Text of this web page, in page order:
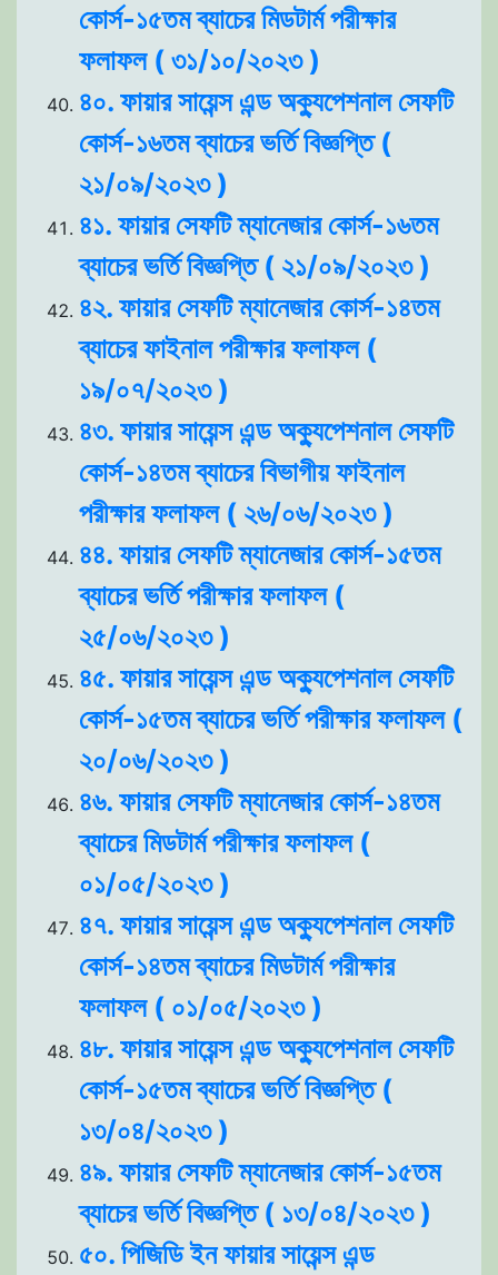
কোর্স-১৫তম ব্যাচের মিডটার্ম পরীক্ষার
ফলাফল ( ৩১/১০/২০২৩ )
৪০. ফায়ার সায়েন্স এন্ড অক্যুপেশনাল সেফটি
কোর্স-১৬তম ব্যাচের ভর্তি বিজ্ঞপ্তি (
২১/০৯/২০২৩ )
৪১. ফায়ার সেফটি ম্যানেজার কোর্স-১৬তম
ব্যাচের ভর্তি বিজ্ঞপ্তি ( ২১/০৯/২০২৩ )
৪২. ফায়ার সেফটি ম্যানেজার কোর্স-১৪তম
ব্যাচের ফাইনাল পরীক্ষার ফলাফল (
১৯/০৭/২০২৩ )
৪৩. ফায়ার সায়েন্স এন্ড অক্যুপেশনাল সেফটি
কোর্স-১৪তম ব্যাচের বিভাগীয় ফাইনাল
পরীক্ষার ফলাফল ( ২৬/০৬/২০২৩ )
৪৪. ফায়ার সেফটি ম্যানেজার কোর্স-১৫তম
ব্যাচের ভর্তি পরীক্ষার ফলাফল (
২৫/০৬/২০২৩ )
৪৫. ফায়ার সায়েন্স এন্ড অক্যুপেশনাল সেফটি
কোর্স-১৫তম ব্যাচের ভর্তি পরীক্ষার ফলাফল (
২০/০৬/২০২৩ )
৪৬. ফায়ার সেফটি ম্যানেজার কোর্স-১৪তম
ব্যাচের মিডটার্ম পরীক্ষার ফলাফল (
০১/০৫/২০২৩ )
৪৭. ফায়ার সায়েন্স এন্ড অক্যুপেশনাল সেফটি
কোর্স-১৪তম ব্যাচের মিডটার্ম পরীক্ষার
ফলাফল ( ০১/০৫/২০২৩ )
৪৮. ফায়ার সায়েন্স এন্ড অক্যুপেশনাল সেফটি
কোর্স-১৫তম ব্যাচের ভর্তি বিজ্ঞপ্তি (
১৩/০৪/২০২৩ )
৪৯. ফায়ার সেফটি ম্যানেজার কোর্স-১৫তম
ব্যাচের ভর্তি বিজ্ঞপ্তি ( ১৩/০৪/২০২৩ )
৫০. পিজিডি ইন ফায়ার সায়েন্স এন্ড